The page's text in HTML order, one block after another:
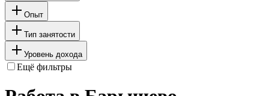
Опыт
Тип занятости
Уровень дохода
Ещё фильтры